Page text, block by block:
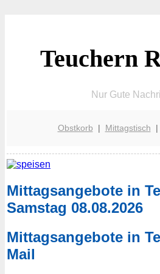
Teuchern
Nur Gute
Obstkorb | Mittagstisch |
Mittagsangebote in
Samstag 08.08.2026
Mittagsangebote in
Mail